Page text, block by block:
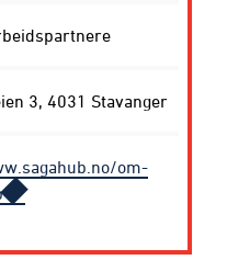
3, 4031 Stavanger
om-